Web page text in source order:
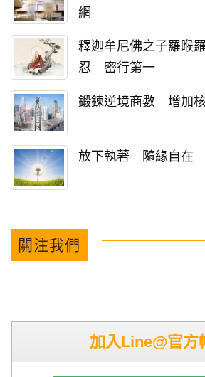
網
釋迦牟尼佛之子羅睺
忍 密行第一
鍛鍊逆境商數 增加
放下執著 隨緣自在
關注我們
加入Line@官方